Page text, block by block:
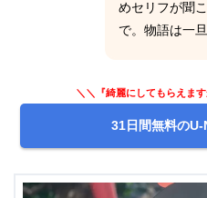
めセリフが聞
で。物語は一
＼＼『綺麗にしてもらえま
31日間無料のU-